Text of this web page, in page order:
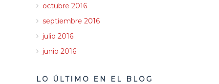
octubre 2016
septiembre 2016
julio 2016
junio 2016
LO ÚLTIMO EN EL BLOG